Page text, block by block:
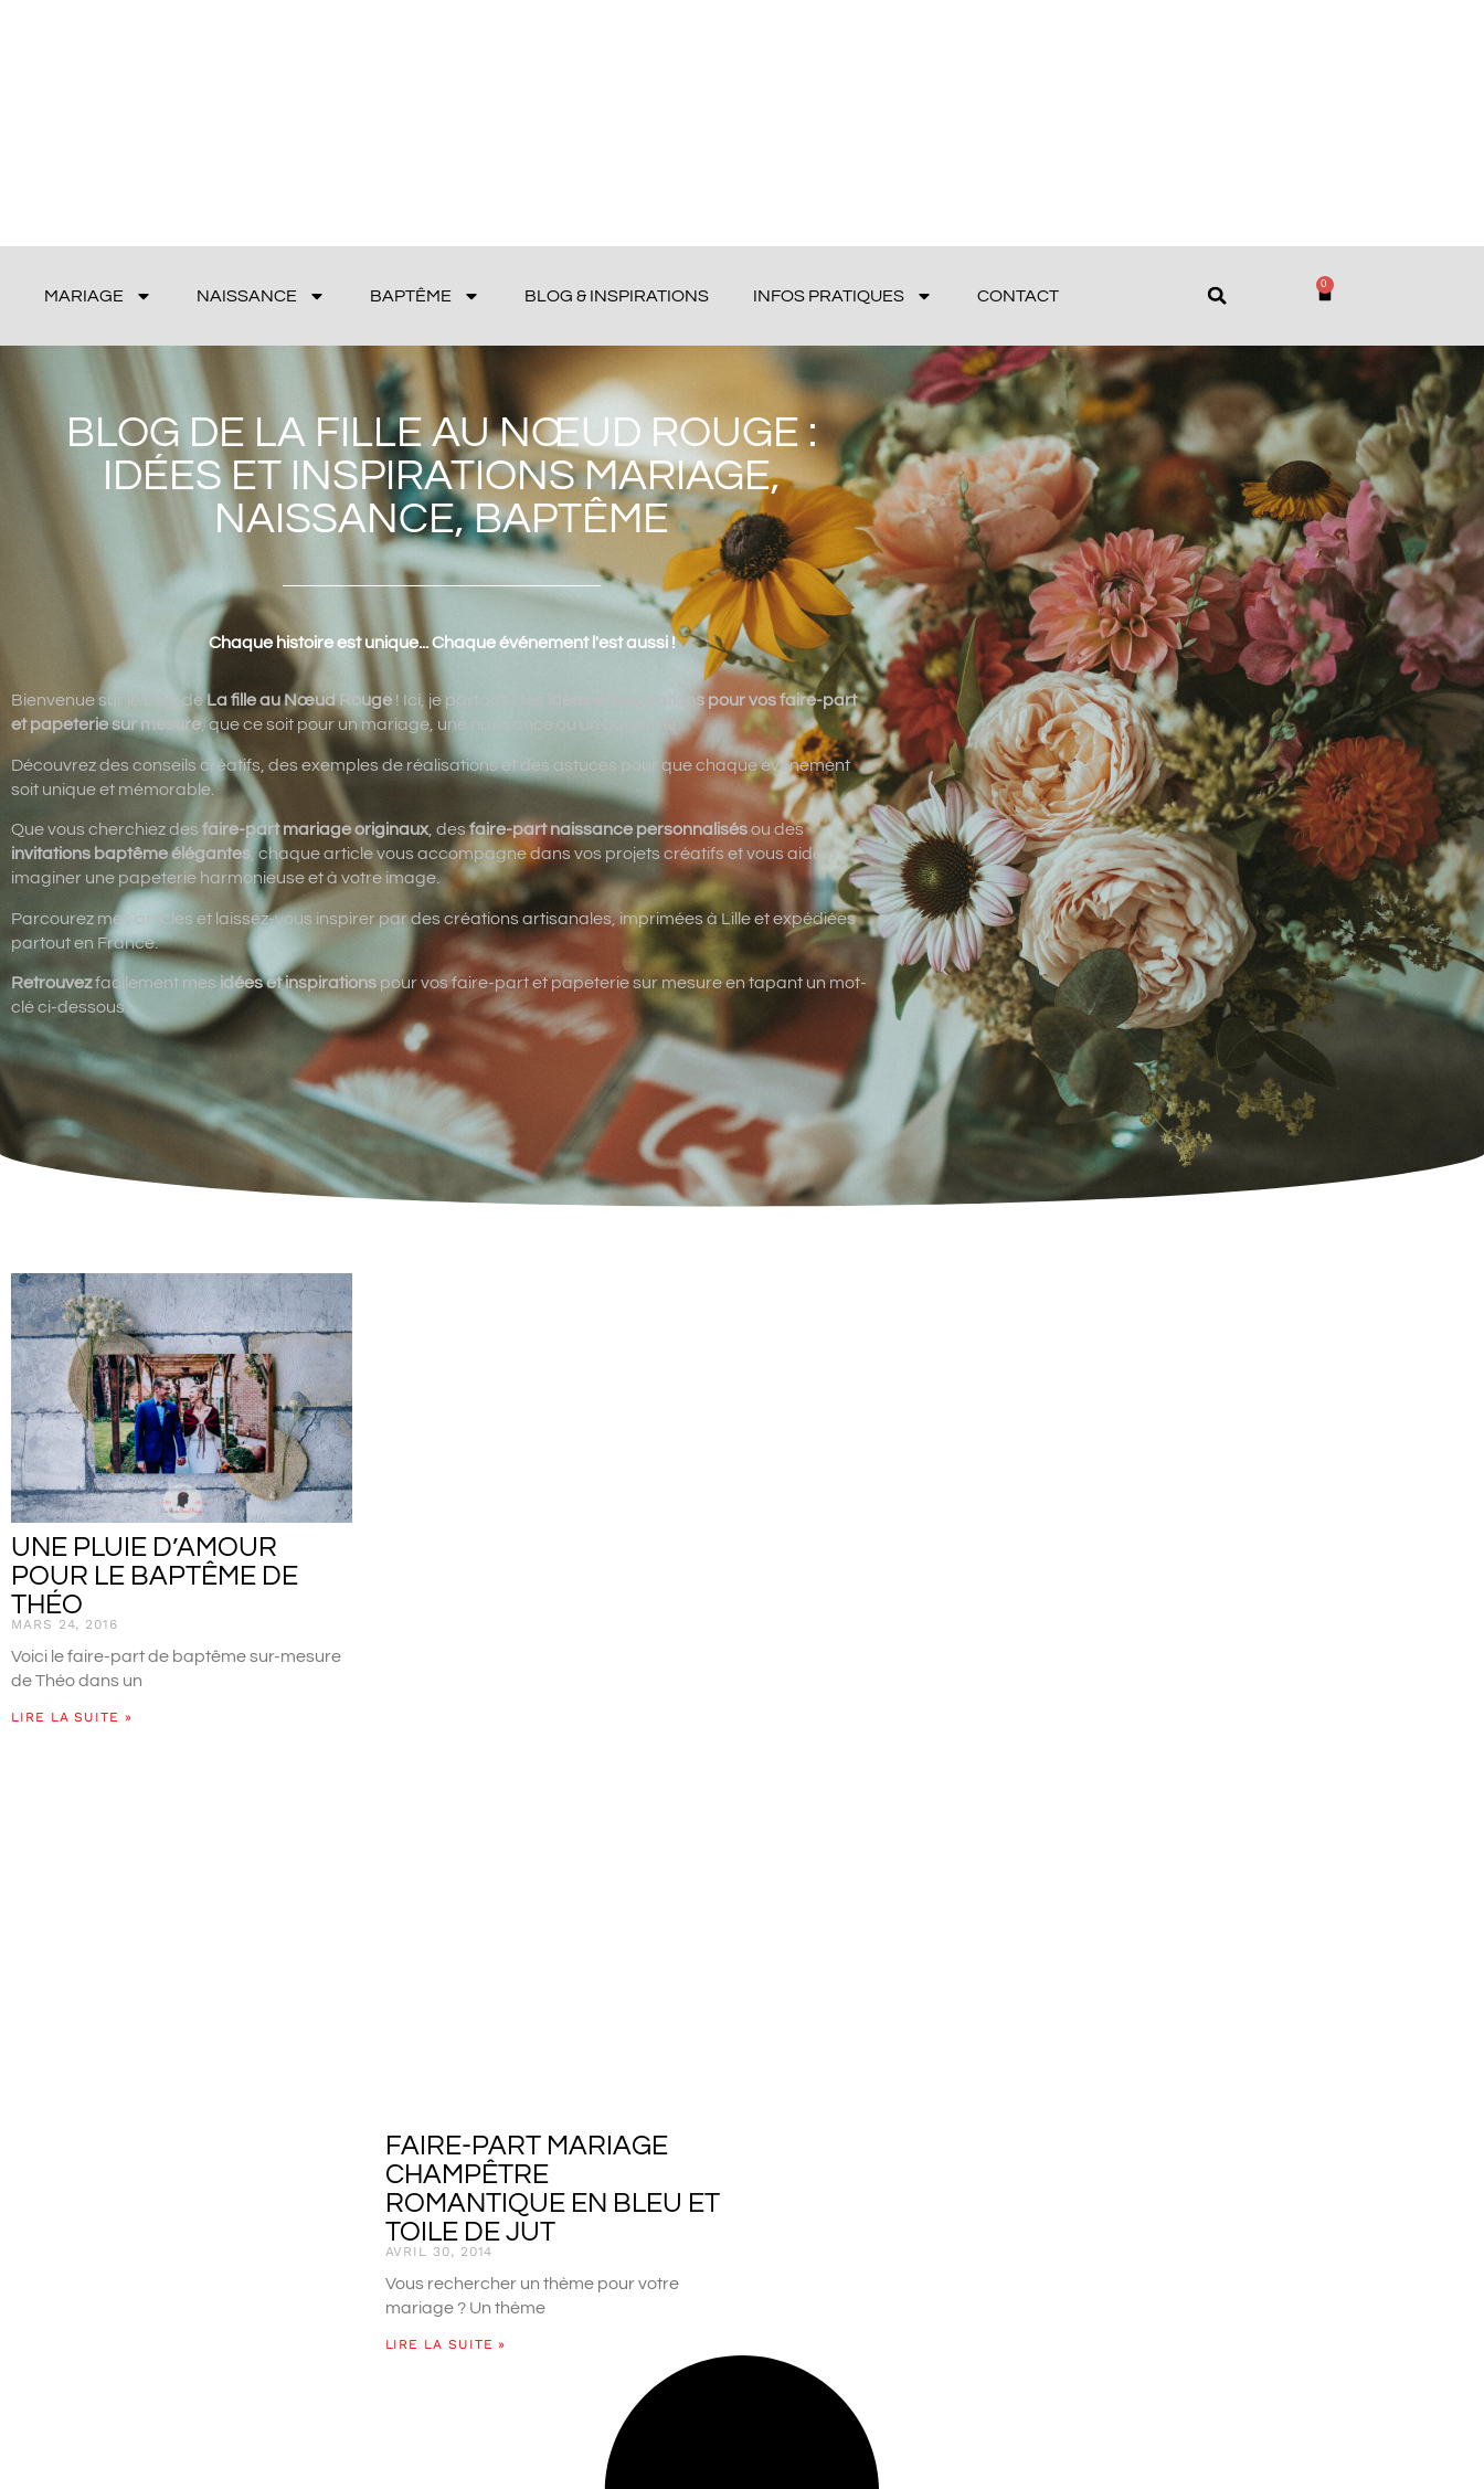
MARIAGE NAISSANCE BAPTÊME BLOG & INSPIRATIONS INFOS PRATIQUES CONTACT
0
BLOG DE LA FILLE AU NŒUD ROUGE :
IDÉES ET INSPIRATIONS MARIAGE,
NAISSANCE, BAPTÊME
Chaque histoire est unique... Chaque événement l'est aussi !
Bienvenue sur le blog deLa fille au Nœud Rouge ! Ici, je partage des
idées et inspirations pour vos faire-part
et papeterie sur mesure, que ce soit pour un mariage, une naissance ou un baptême.
Découvrez des conseils créatifs, des exemples de réalisations et des astuces pour que chaque événement
soit unique et mémorable.
Que vous cherchiez des faire-part mariage originaux , desfaire-part naissance personnalisésou des
invitations baptême élégantes , chaque article vous accompagne dans vos projets créatifs et vous aide à
imaginer une papeterie harmonieuse et à votre image.
Parcourez mes articles et laissez-vous inspirer par des créations artisanales, imprimées à Lille et expédiées
partout en France.
Retrouvezfacilement mes idées et inspirations pour vos faire-part et papeterie sur mesure en tapant un mot-
clé ci-dessous.
UNE PLUIE D’AMOUR
POUR LE BAPTÊME DE
THÉO
MARS 24, 2016
Voici le faire-part de baptême sur-mesure
de Théo dans un
LIRE LA SUITE »
FAIRE-PART MARIAGE
CHAMPÊTRE
ROMANTIQUE EN BLEU ET
TOILE DE JUT
AVRIL 30, 2014
Vous rechercher un thème pour votre
mariage ? Un thème
LIRE LA SUITE »